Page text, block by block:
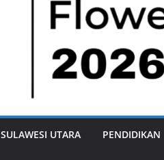
SULAWESI UTARA PENDIDIKAN